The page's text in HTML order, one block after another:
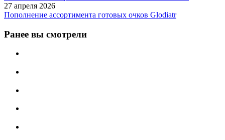
27 апреля 2026
Пополнение ассортимента готовых очков Glodiatr
Ранее вы смотрели